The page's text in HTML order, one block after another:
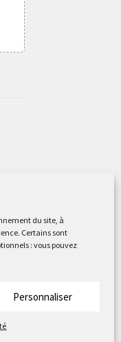
du site, à
Certains sont
: vous pouvez
Personnaliser